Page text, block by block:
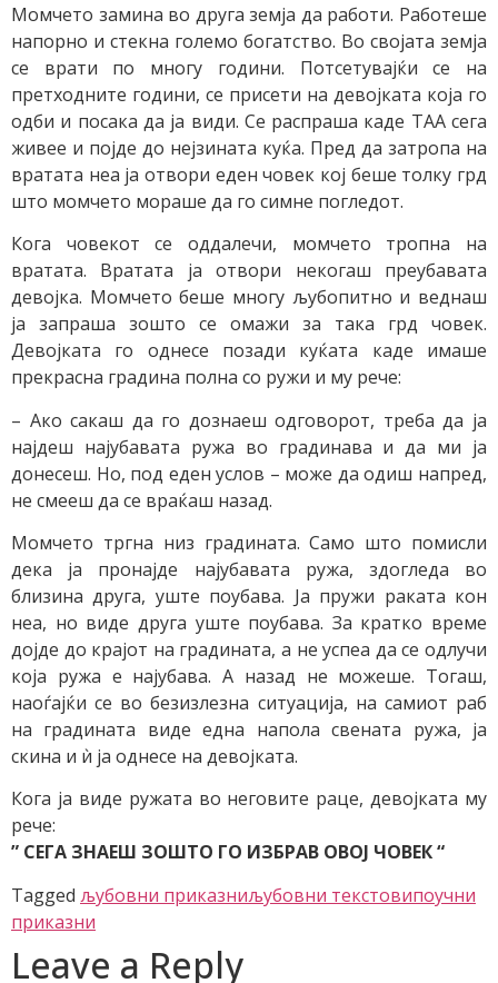
Mомчето замина во друга земја да работи. Работеше
напорно и стекна големо богатство. Во својата земја
се врати по многу години. Потсетувајќи се на
претходните години, се присети на девојката која го
одби и посака да ја види. Се распраша каде TAA сега
живее и појде до нејзината куќа. Пред да затропа на
вратата неа ја отвори еден човек кој беше толку грд
што момчето мораше да го симне погледот.
Кога човекот се оддалечи, момчето тропна на
вратата. Вратата ја отвори некогаш преубавата
девојка. Момчето беше многу љубопитно и веднаш
ја запраша зошто се омажи за така грд човек.
Девојката го однесе позади куќата каде имаше
прекрасна градина полна со ружи и му рече:
– Ако сакаш да го дознаеш одговорот, треба да ја
најдеш најубавата ружа во градинава и да ми ја
донесеш. Но, под еден услов – може да одиш напред,
не смееш да се враќаш назад.
Момчето тргна низ градината. Само што помисли
дека ја пронајде најубавата ружа, здогледа во
близина друга, уште поубава. Ја пружи раката кон
неа, но виде друга уште поубава. За кратко време
дојде до крајот на градината, а не успеа да се одлучи
која ружа е најубава. А назад не можеше. Тогаш,
наоѓајќи се во безизлезна ситуација, на самиот раб
на градината виде една напола свената ружа, ја
скина и ѝ ја однесе на девојката.
Кога ја виде ружата во неговите раце, девојката му
рече:
” СЕГА ЗНАЕШ ЗОШТО ГО ИЗБРАВ ОВОЈ ЧОВЕК “
Tagged љубовни приказниљубовни текстовипоучни
приказни
Leave a Reply